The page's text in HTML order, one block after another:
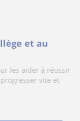
et au
les aider à réussir
vite et